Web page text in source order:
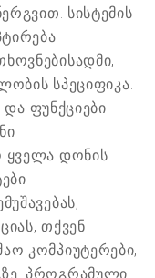
სისტემის
სპეციფიკა.
და ფუნქციები
ყველა დონის
თქვენ
კომპიუტერები,
პროგრამული